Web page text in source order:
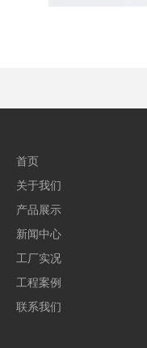
首页
关于我们
产品展示
新闻中心
工厂实况
工程案例
联系我们